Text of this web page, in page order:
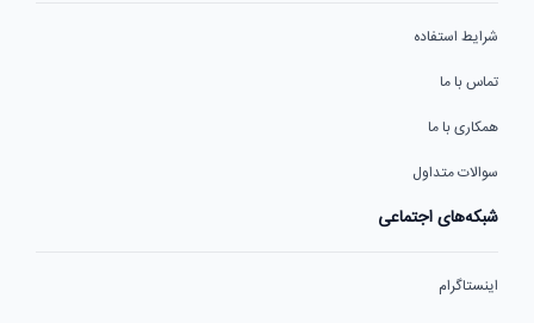
شرایط استفاده
تماس با ما
همکاری با ما
سوالات متداول
شبکه‌های اجتماعی
اینستاگرام